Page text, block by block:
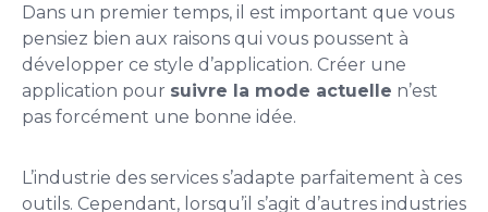
Dans un premier temps, il est important que vous
pensiez bien aux raisons qui vous poussent à
développer ce style d’application. Créer une
application pour suivre la mode actuelle n’est
pas forcément une bonne idée.
L’industrie des services s’adapte parfaitement à ces
outils. Cependant, lorsqu’il s’agit d’autres industries